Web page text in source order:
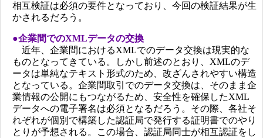
相互検証は必須の要件となっており、今回の検証結果が生
かされるだろう。
●企業間でのXMLデータの交換
近年、企業間におけるXMLでのデータ交換は現実的な
ものとなってきている。しかし前述のとおり、XMLのデ
ータは単純なテキスト形式のため、改ざんされやすい構造
となっている。企業間取引でのデータ交換は、そのまま企
業情報の公開にもつながるため、安全性を確保したXML
データへの電子署名は必須となるだろう。その際、各社そ
れぞれが個別で構築した認証局で発行する証明書でのやり
とりが予想される。この場合、認証局同士が相互認証をし